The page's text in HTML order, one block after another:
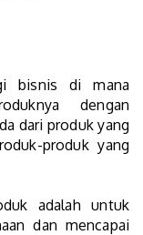
bisnis di mana
dengan
dari produk yang
produk yang
adalah untuk
dan mencapai